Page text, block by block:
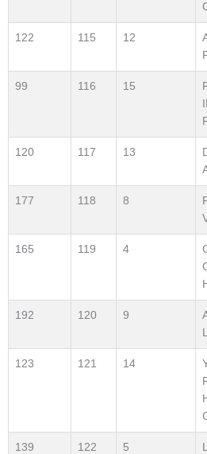
122 115 12
99 116 15
120 117 13
177 118 8
165 119 4
192 120 9
123 121 14
139 122 5